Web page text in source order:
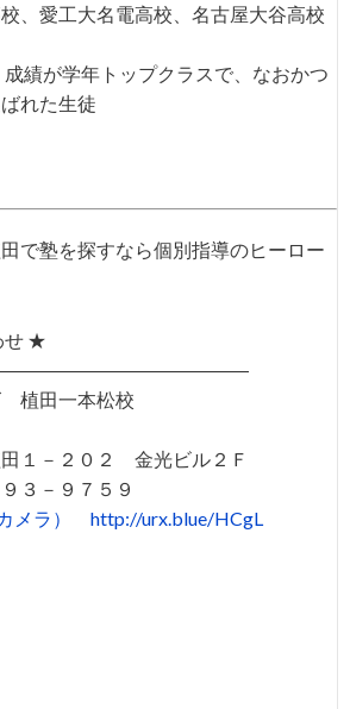
、愛工大名電高校、名古屋大谷高校
績が学年トップクラスで、なおかつ
れた生徒
で塾を探すなら個別指導のヒーロー
せ ★
植田一本松校
１－２０２ 金光ビル２Ｆ
３－９７５９
メラ）
http://urx.blue/HCgL